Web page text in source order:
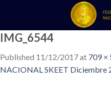
content
IMG_6544
Published 11/12/2017at 709 ×
NACIONAL SKEET Diciembre